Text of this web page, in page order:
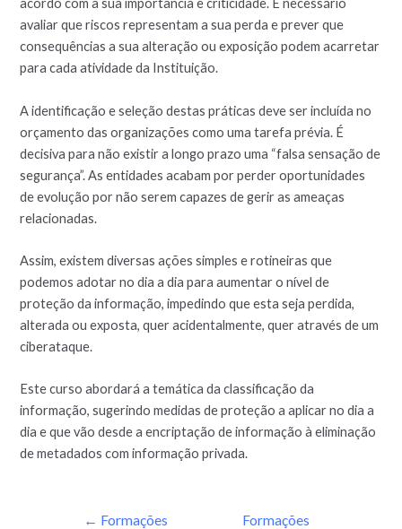
acordo com a sua importância e criticidade. É necessário
avaliar que riscos representam a sua perda e prever que
consequências a sua alteração ou exposição podem acarretar
para cada atividade da Instituição.
A identificação e seleção destas práticas deve ser incluída no
orçamento das organizações como uma tarefa prévia. É
decisiva para não existir a longo prazo uma “falsa sensação de
segurança”. As entidades acabam por perder oportunidades
de evolução por não serem capazes de gerir as ameaças
relacionadas.
Assim, existem diversas ações simples e rotineiras que
podemos adotar no dia a dia para aumentar o nível de
proteção da informação, impedindo que esta seja perdida,
alterada ou exposta, quer acidentalmente, quer através de um
ciberataque.
Este curso abordará a temática da classificação da
informação, sugerindo medidas de proteção a aplicar no dia a
dia e que vão desde a encriptação de informação à eliminação
de metadados com informação privada.
← Formações
Formações